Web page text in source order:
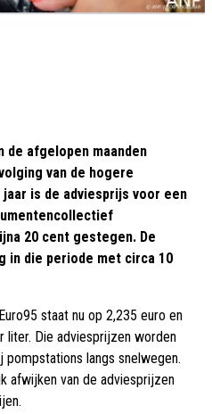
de afgelopen maanden
van de hogere
is de adviesprijs voor een
20 cent gestegen. De
in die periode met circa 10
staat nu op 2,235 euro en
liter. Die adviesprijzen worden
pompstations langs snelwegen.
afwijken van de adviesprijzen